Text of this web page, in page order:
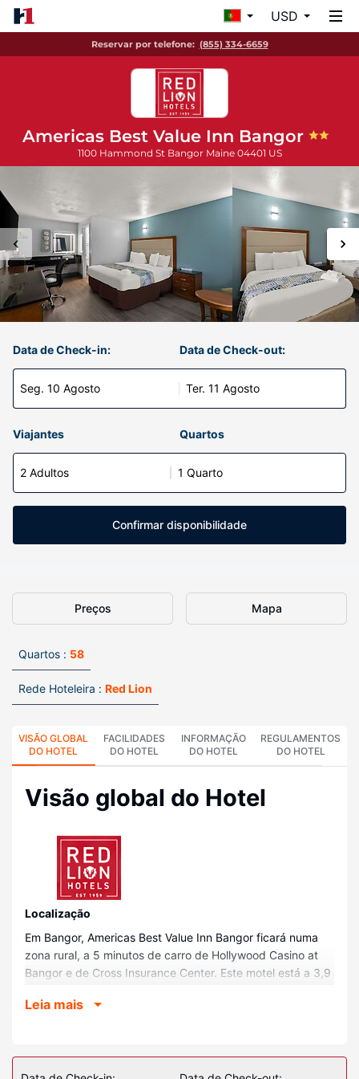
USD
Reservar por telefone: (855) 334-6659
Americas Best Value Inn Bangor
1100 Hammond St Bangor Maine 04401 US
Data de Check-in:
Seg. 10 Agosto
Data de Check-out:
Ter. 11 Agosto
Viajantes Quartos
2 Adultos 1 Quarto
Confirmar disponibilidade
Preços Mapa
Quartos : 58
Rede Hoteleira : Red Lion
VISÃO GLOBAL
DO HOTEL
FACILIDADES
DO HOTEL
INFORMAÇÃO
DO HOTEL
REGULAMENTOS
DO HOTEL
Visão global do Hotel
Localização
Em Bangor, Americas Best Value Inn Bangor ficará numa
zona rural, a 5 minutos de carro de Hollywood Casino at
Bangor e de Cross Insurance Center. Este motel está a 3,9
Maine Savings Amphitheater.
Sinta-se em casa num dos 58 quartos com ar
condicionado e um televisor de ecrã plano. O acesso à
Leia mais